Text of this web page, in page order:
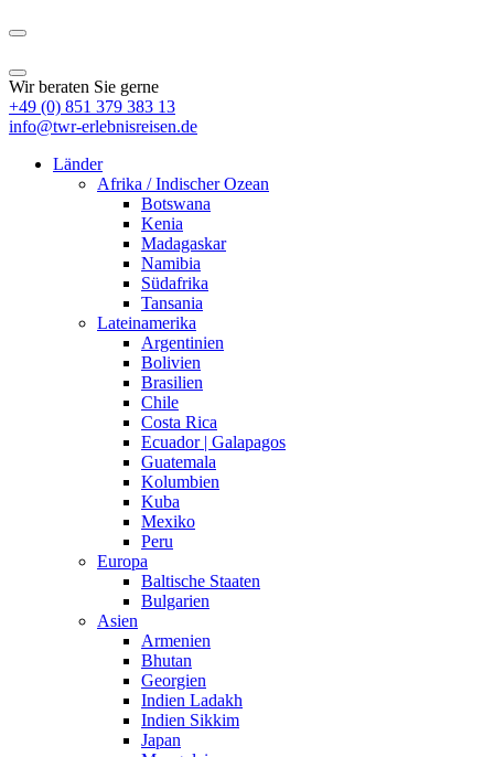
Wir beraten Sie gerne
+49 (0) 851 379 383 13
info@twr-erlebnisreisen.de
Länder
Afrika / Indischer Ozean
Botswana
Kenia
Madagaskar
Namibia
Südafrika
Tansania
Lateinamerika
Argentinien
Bolivien
Brasilien
Chile
Costa Rica
Ecuador | Galapagos
Guatemala
Kolumbien
Kuba
Mexiko
Peru
Europa
Baltische Staaten
Bulgarien
Asien
Armenien
Bhutan
Georgien
Indien Ladakh
Indien Sikkim
Japan